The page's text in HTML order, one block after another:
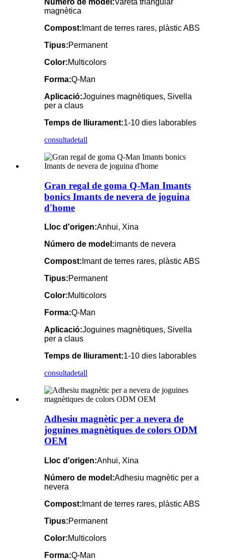
magnètica
Compost: Imant de terres rares, plàstic ABS
Tipus:Permanent
Color:Multicolors
Forma:Q-Man
Aplicació:Joguines magnètiques, Sivella
per a claus
Temps de lliurament:1-10 dies laborables
consultadetall
Gran regal de goma Q-Man Imants
bonics Imants de nevera de joguina
d'home
Lloc d'origen:Anhui, Xina
Número de model:imants de nevera
Compost: Imant de terres rares, plàstic ABS
Tipus:Permanent
Color:Multicolors
Forma:Q-Man
Aplicació:Joguines magnètiques, Sivella
per a claus
Temps de lliurament:1-10 dies laborables
consultadetall
Adhesiu magnètic per a nevera de
joguines magnètiques de colors ODM
OEM
Lloc d'origen:Anhui, Xina
Número de model:Adhesiu magnètic per a
nevera
Compost: Imant de terres rares, plàstic ABS
Tipus:Permanent
Color:Multicolors
Forma:Q-Man